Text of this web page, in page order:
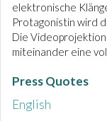
elektronische
Protagonistin wird
Die
miteinander eine
Press Quotes
English